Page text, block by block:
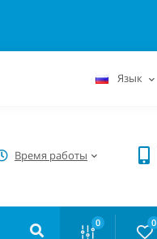
Язык
Время работы
0 0